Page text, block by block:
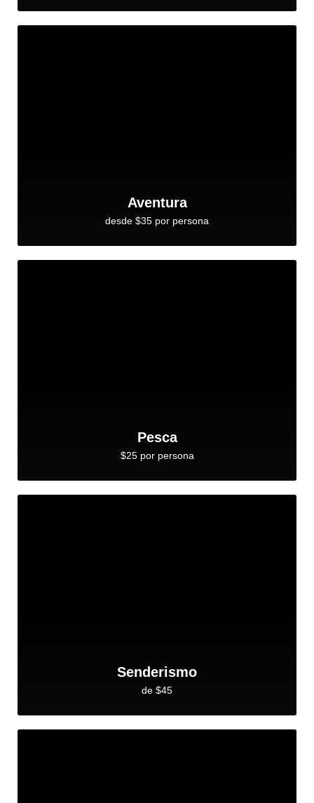
Aventura
desde $35 por persona
Pesca
$25 por persona
Senderismo
de $45